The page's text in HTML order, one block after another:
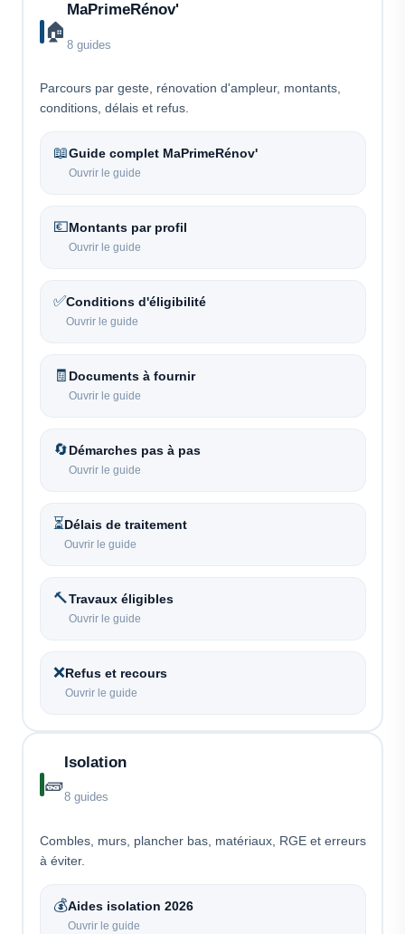
🏠
MaPrimeRénov'
8 guides
Parcours par geste, rénovation d'ampleur, montants,
conditions, délais et refus.
📖Guide complet MaPrimeRénov'
Ouvrir le guide
💶Montants par profil
Ouvrir le guide
✅Conditions d'éligibilité
Ouvrir le guide
🧾 Documents à fournir
Ouvrir le guide
🔄Démarches pas à pas
Ouvrir le guide
⏳Délais de traitement
Ouvrir le guide
🔨Travaux éligibles
Ouvrir le guide
❌Refus et recours
Ouvrir le guide
🧱
Isolation
8 guides
Combles, murs, plancher bas, matériaux, RGE et erreurs
à éviter.
💰Aides isolation 2026
Ouvrir le guide